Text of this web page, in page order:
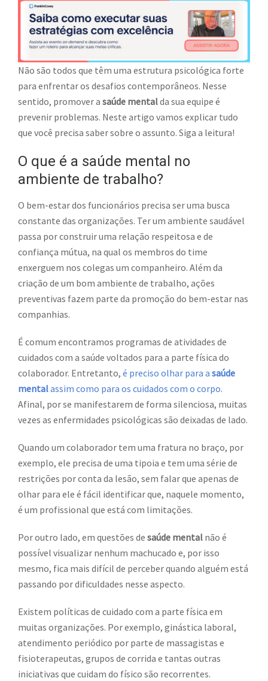
Não são todos que têm uma estrutura psicológica forte
para enfrentar os desafios contemporâneos. Nesse
sentido, promover a saúde mentalda sua equipe é
prevenir problemas. Neste artigo vamos explicar tudo
que você precisa saber sobre o assunto. Siga a leitura!
O que é a saúde mental no
ambiente de trabalho?
O bem-estar dos funcionários precisa ser uma busca
constante das organizações. Ter um ambiente saudável
passa por construir uma relação respeitosa e de
confiança mútua, na qual os membros do time
enxerguem nos colegas um companheiro. Além da
criação de um bom ambiente de trabalho, ações
preventivas fazem parte da promoção do bem-estar nas
companhias.
É comum encontramos programas de atividades de
cuidados com a saúde voltados para a parte física do
colaborador. Entretanto, é preciso olhar para a saúde
mentalassim como para os cuidados com o corpo.
Afinal, por se manifestarem de forma silenciosa, muitas
vezes as enfermidades psicológicas são deixadas de lado.
Quando um colaborador tem uma fratura no braço, por
exemplo, ele precisa de uma tipoia e tem uma série de
restrições por conta da lesão, sem falar que apenas de
olhar para ele é fácil identificar que, naquele momento,
é um profissional que está com limitações.
Por outro lado, em questões de saúde mental não é
possível visualizar nenhum machucado e, por isso
mesmo, fica mais difícil de perceber quando alguém está
passando por dificuldades nesse aspecto.
Existem políticas de cuidado com a parte física em
muitas organizações. Por exemplo, ginástica laboral,
atendimento periódico por parte de massagistas e
fisioterapeutas, grupos de corrida e tantas outras
iniciativas que cuidam do físico são recorrentes.